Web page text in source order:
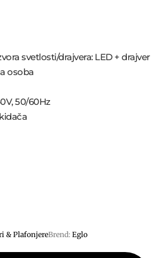
svetlosti/drajvera: LED + drajver
osoba
50/60Hz
& PlafonjereBrend: Eglo